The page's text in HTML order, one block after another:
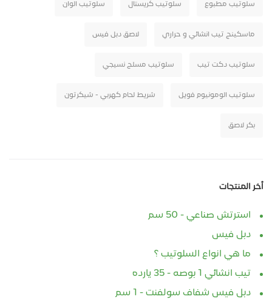
سلوتيب مطبوع سلوتيب كريستال سلوتيب الوان
ماسكينج تيب انشائي و حراري لاصق دبل فيس
سلوتيب دكت تيب سلوتيب مسلح نسيجي
سلوتيب الومونيوم فويل شريط لحام كهربي - شيكرتون
بكر لاصق
أخر المنتجات
استرتش صناعي - 50 سم
دبل فيس
ما هي انواع السلوتيب ؟
تيب انشائي 1 بوصه - 35 يارده
دبل فيس شفاف سولفنت - 1 سم